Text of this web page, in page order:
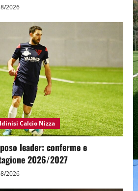
2026
Calcio Nizza
leader: conferme e
2026/2027
2026